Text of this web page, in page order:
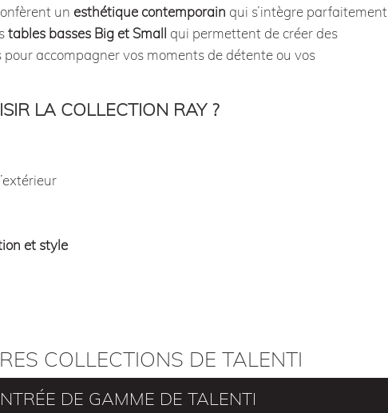
un esthétique contemporain qui s’intègre parfaitement
tables basses Big et Small qui permettent de créer des
accompagner vos moments de détente ou vos
LA COLLECTION RAY ?
et style
COLLECTIONS DE TALENTI
DE GAMME DE TALENTI